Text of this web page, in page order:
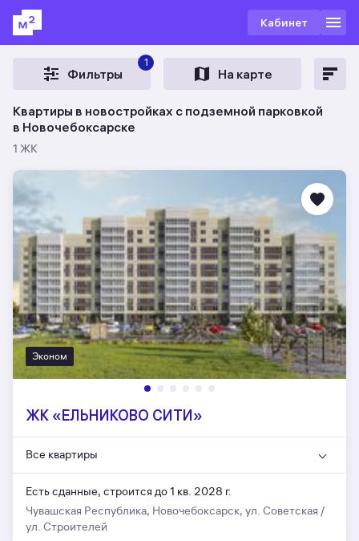
Кабинет
Фильтры
1
На карте
Квартиры в новостройках с подземной парковкой
в Новочебоксарске
1 ЖК
Эконом
ЖК «ЕЛЬНИКОВО СИТИ»
Все квартиры
Есть сданные, строится до 1 кв. 2028 г.
Чувашская Республика, Новочебоксарск, ул. Советская /
ул. Строителей